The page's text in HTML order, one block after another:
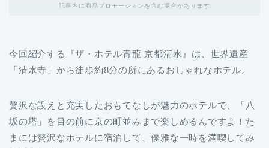
記事内に商品プロモーションを含む場合があります
今回紹介する『ザ・ホテル青龍 京都清水』は、世界遺産
「清水寺」から徒歩約8分の所にあるおしゃれなホテル。
贅沢な設えと充実したおもてなしが魅力のホテルで、「八
坂の塔」を目の前に京の町並みまで楽しめるんですよ！た
まには贅沢なホテルに宿泊して、優雅な一時を満喫してみ